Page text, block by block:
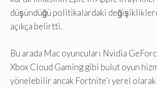
düşündüğü politikalardaki değişikliklere
açıkça belirtti.
Bu arada Mac oyuncuları Nvidia
Xbox Cloud Gaming gibi bulut oyun
yönelebilir ancak Fortnite’ı yerel olarak